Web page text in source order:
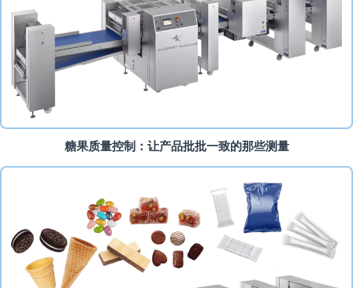
糖果质量控制：让产品批批一致的那些测量